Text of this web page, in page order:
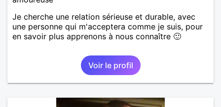
Je cherche une relation sérieuse et durable, avec
une personne qui m'acceptera comme je suis, pour
en savoir plus apprenons à nous connaître 🙂
Voir le profil